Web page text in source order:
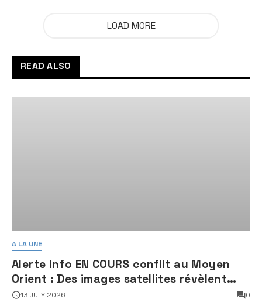
LOAD MORE
READ ALSO
A LA UNE
Alerte Info EN COURS conflit au Moyen
Orient : Des images satellites révèlent
une activité jugée « inquiétante » sur
13 JULY 2026 0